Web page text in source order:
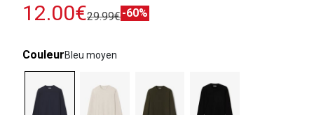
12.00€29.99€-60%
CouleurBleu moyen